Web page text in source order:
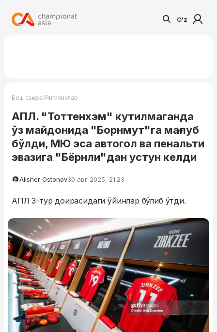
O'z
Бош саҳифа/Янгиликлар
АПЛ. "Тоттенхэм" кутилмаганда
ўз майдонида "Борнмут"га мағлуб
бўлди, МЮ эса автогол ва пенальти
эвазига "Бёрнли"дан устун келди
Alisher Ostonov30 авг 2025, 21:23
АПЛ 3-тур доирасидаги ўйинлар бўлиб ўтди.